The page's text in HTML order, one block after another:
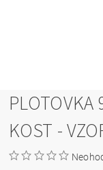
PLOTOVKA
KOST -